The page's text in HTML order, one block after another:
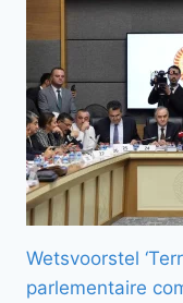
Wetsvoorstel
parlementaire